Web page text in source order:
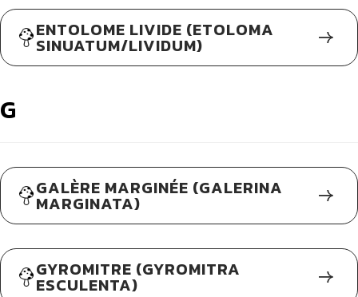
ENTOLOME LIVIDE (ETOLOMA
SINUATUM/LIVIDUM)
G
GALÈRE MARGINÉE (GALERINA
MARGINATA)
GYROMITRE (GYROMITRA
ESCULENTA)